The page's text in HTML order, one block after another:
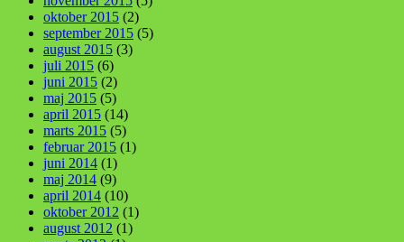
oktober 2015 (2)
september 2015 (5)
august 2015 (3)
juli 2015 (6)
juni 2015 (2)
maj 2015 (5)
april 2015 (14)
marts 2015 (5)
februar 2015 (1)
juni 2014 (1)
maj 2014 (9)
april 2014 (10)
oktober 2012 (1)
august 2012 (1)